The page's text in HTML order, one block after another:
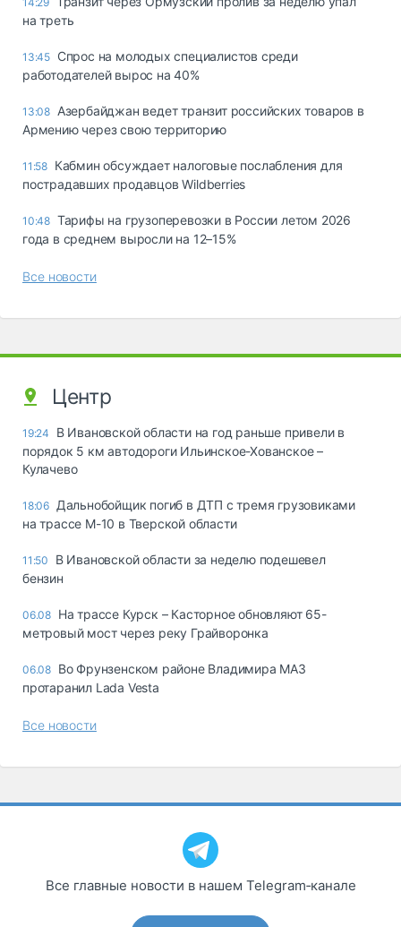
на треть
13:45 Спрос на молодых специалистов среди
работодателей вырос на 40%
13:08 Азербайджан ведет транзит российских товаров в
Армению через свою территорию
11:58 Кабмин обсуждает налоговые послабления для
пострадавших продавцов Wildberries
10:48 Тарифы на грузоперевозки в России летом 2026
года в среднем выросли на 12–15%
Все новости
Центр
19:24
В Ивановской области на год раньше привели в
порядок 5 км автодороги Ильинское-Хованское –
Кулачево
18:06 Дальнобойщик погиб в ДТП с тремя грузовиками
на трассе М-10 в Тверской области
11:50
В Ивановской области за неделю подешевел
бензин
06.08 На трассе Курск – Касторное обновляют 65-
метровый мост через реку Грайворонка
06.08 Во Фрунзенском районе Владимира МАЗ
протаранил Lada Vesta
Все новости
Все главные новости в нашем Telegram‑канале